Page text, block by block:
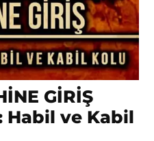
GİRİŞ
Habil ve Kabil